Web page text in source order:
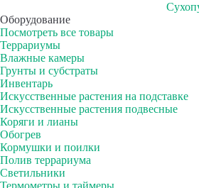
Оборудование
Посмотреть все товары
Террариумы
Влажные камеры
Грунты и субстраты
Инвентарь
Искусственные растения на подставке
Искусственные растения подвесные
Коряги и лианы
Обогрев
Кормушки и поилки
Полив террариума
Светильники
Термометры и таймеры